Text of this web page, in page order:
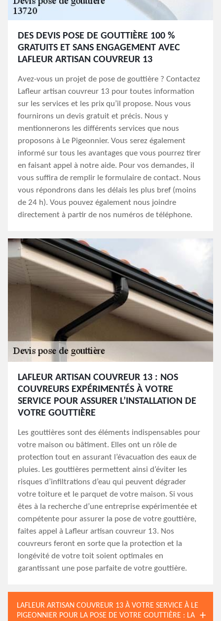
DES DEVIS POSE DE GOUTTIÈRE 100 %
GRATUITS ET SANS ENGAGEMENT AVEC
LAFLEUR ARTISAN COUVREUR 13
Avez-vous un projet de pose de gouttière ? Contactez
Lafleur artisan couvreur 13 pour toutes information
sur les services et les prix qu’il propose. Nous vous
fournirons un devis gratuit et précis. Nous y
mentionnerons les différents services que nous
proposons à Le Pigeonnier. Vous serez également
informé sur tous les avantages que vous pourrez tirer
en faisant appel à notre aide. Pour vos demandes, il
vous suffira de remplir le formulaire de contact. Nous
vous répondrons dans les délais les plus bref (moins
de 24 h). Vous pouvez également nous joindre
directement à partir de nos numéros de téléphone.
LAFLEUR ARTISAN COUVREUR 13 : NOS
COUVREURS EXPÉRIMENTÉS À VOTRE
SERVICE POUR ASSURER L’INSTALLATION DE
VOTRE GOUTTIÈRE
Les gouttières sont des éléments indispensables pour
votre maison ou bâtiment. Elles ont un rôle de
protection tout en assurant l’évacuation des eaux de
pluies. Les gouttières permettent ainsi d’éviter les
risques d’infiltrations d’eau qui peuvent dégrader
votre toiture et le parquet de votre maison. Si vous
êtes à la recherche d’une entreprise expérimentée et
compétente pour assurer la pose de votre gouttière,
faites appel à Lafleur artisan couvreur 13. Nos
couvreurs feront en sorte que la protection et la
longévité de votre toit soient optimales en
garantissant une pose parfaite de votre gouttière.
LAFLEUR ARTISAN COUVREUR 13 À VOTRE SERVICE À LE
PIGEONNIER POUR LA POSE DE VOTRE GOUTTIÈRE : LA